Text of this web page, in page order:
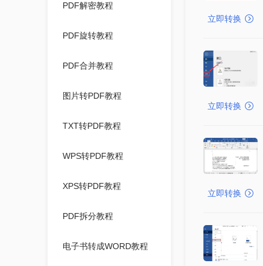
PDF解密教程
PDF旋转教程
PDF合并教程
图片转PDF教程
TXT转PDF教程
WPS转PDF教程
XPS转PDF教程
PDF拆分教程
电子书转成WORD教程
立即转换
立即转换
立即转换